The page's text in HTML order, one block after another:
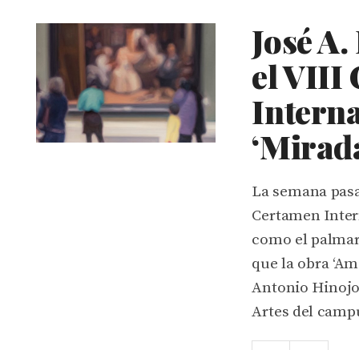
José
el VIII
La semana
Certamen
como el
que la obra
Antonio
Artes del